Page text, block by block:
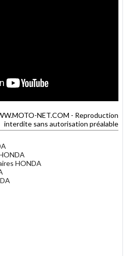
NET.COM - Reproduction
interdite sans autorisation préalable
HONDA